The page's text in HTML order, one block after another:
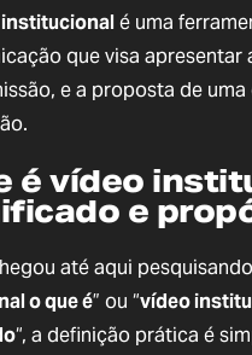
é uma
que visa apresentar
e a proposta de uma
é vídeo
e
até aqui pesquisando
o que é” ou “vídeo
“, a definição prática é